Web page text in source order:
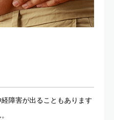
障害が出ることもあります